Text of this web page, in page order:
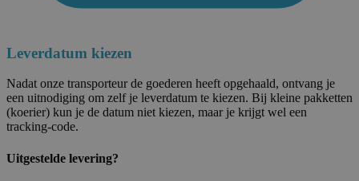
Leverdatum kiezen
Nadat onze transporteur de goederen heeft opgehaald, ontvang je
een uitnodiging om zelf je leverdatum te kiezen. Bij kleine pakketten
(koerier) kun je de datum niet kiezen, maar je krijgt wel een
tracking‐code.
Uitgestelde levering?